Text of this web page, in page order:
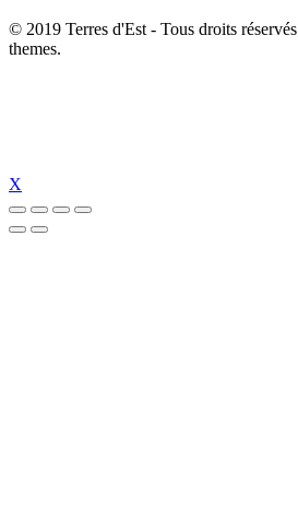
© 2019 Terres d'Est - Tous droits réservés
themes.
X